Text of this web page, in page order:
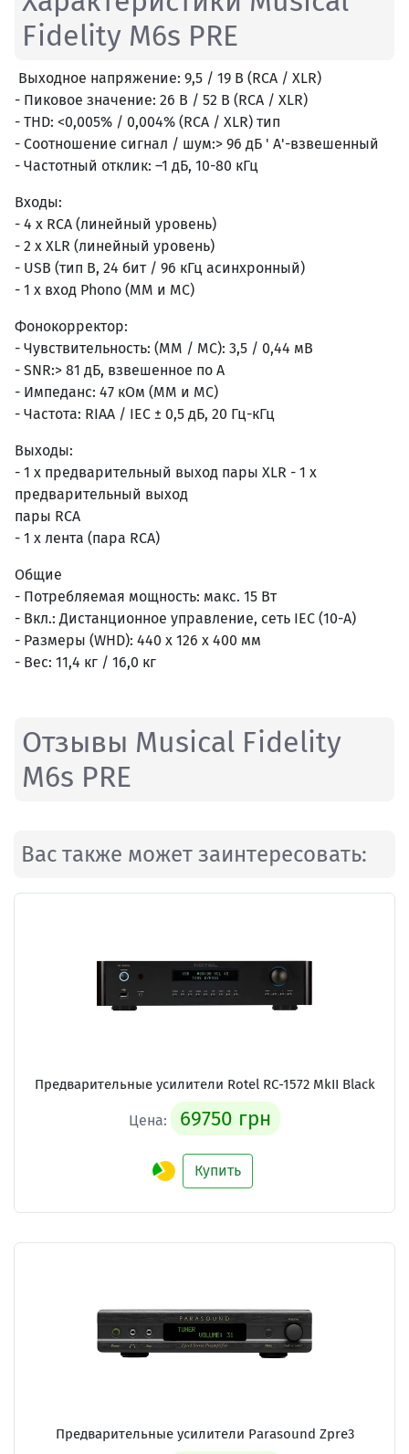
Fidelity M6s PRE
Выходное напряжение: 9,5 / 19 В (RCA / XLR)
- Пиковое значение: 26 В / 52 В (RCA / XLR)
- THD: <0,005% / 0,004% (RCA / XLR) тип
- Соотношение сигнал / шум:> 96 дБ ' A'-взвешенный
- Частотный отклик: –1 дБ, 10-80 кГц
Входы:
- 4 x RCA (линейный уровень)
- 2 x XLR (линейный уровень)
- USB (тип B, 24 бит / 96 кГц асинхронный)
- 1 x вход Phono (MM и MC)
Фонокорректор:
- Чувствительность: (MM / MC): 3,5 / 0,44 мВ
- SNR:> 81 дБ, взвешенное по A
- Импеданс: 47 кОм (MM и MC)
- Частота: RIAA / IEC ± 0,5 дБ, 20 Гц-кГц
Выходы:
- 1 x предварительный выход пары XLR - 1 x
предварительный выход
пары RCA
- 1 x лента (пара RCA)
Общие
- Потребляемая мощность: макс. 15 Вт
- Вкл.: Дистанционное управление, сеть IEC (10-A)
- Размеры (WHD): 440 x 126 x 400 мм
- Вес: 11,4 кг / 16,0 кг
Отзывы Musical Fidelity
M6s PRE
Вас также может заинтересовать:
Предварительные усилители Rotel RC-1572 MkII Black
Цена: 69750 грн
Купить
Предварительные усилители Parasound Zpre3